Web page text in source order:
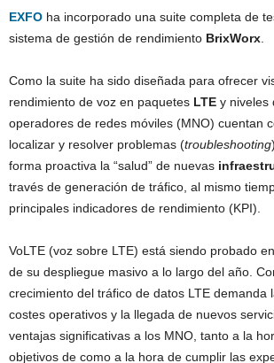
EXFO ha incorporado una suite completa de
sistema de gestión de rendimiento BrixWorx.
Como la suite ha sido diseñada para ofrecer
rendimiento de voz en paquetes LTE y niveles
operadores de redes móviles (MNO) cuentan
localizar y resolver problemas (troubleshooting
forma proactiva la “salud” de nuevas
través de generación de tráfico, al mismo
principales indicadores de rendimiento (KPI).
VoLTE (voz sobre LTE) está siendo probado
de su despliegue masivo a lo largo del año.
crecimiento del tráfico de datos LTE demanda
costes operativos y la llegada de nuevos
ventajas significativas a los MNO, tanto a la
objetivos de como a la hora de cumplir las